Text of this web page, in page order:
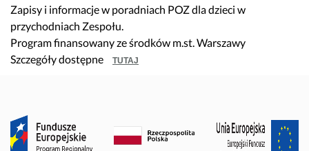
Zapisy i informacje w poradniach POZ dla dzieci w
przychodniach Zespołu.
Program finansowany ze środków m.st. Warszawy
Szczegóły dostępne
TUTAJ